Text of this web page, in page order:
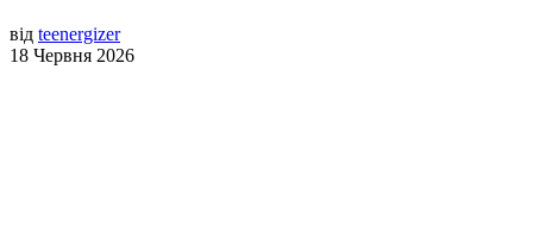
від teenergizer
18 Червня 2026